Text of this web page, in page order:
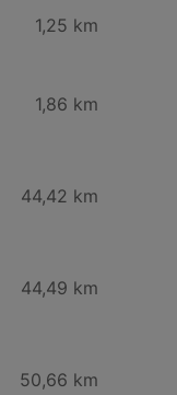
1,25 km
1,86 km
44,42 km
44,49 km
50,66 km